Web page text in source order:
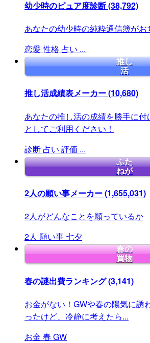
幼少時のピュア度診断(38,792)
あなたの幼少時の純粋通信簿がお
恋愛 性格 占い ...
推し
活
推し活成績表メーカー(10,680)
あなたの推し活の成績を勝手に
としてご利用ください！
診断 占い 評価 ...
ふた
ねが
2人の願い事メーカー(1,655,031)
2人がどんなことを願っているか
2人 願い事七夕
春の
買物
春の謎出費ランキング(3,141)
お金がない！GWや春の陽気に誘
ったけど、冷静に考えたら...
お金 春 GW